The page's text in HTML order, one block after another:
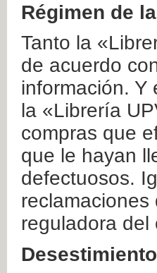
Régimen de
Tanto la
de acuerdo
información. Y
la «Librería
compras que
que le hayan
defectuosos.
reguladora del
Desestimiento